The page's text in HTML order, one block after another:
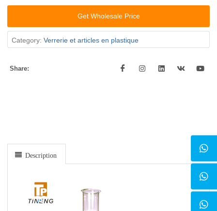
Get Wholesale Price
Category: Verrerie et articles en plastique
Share:
Description